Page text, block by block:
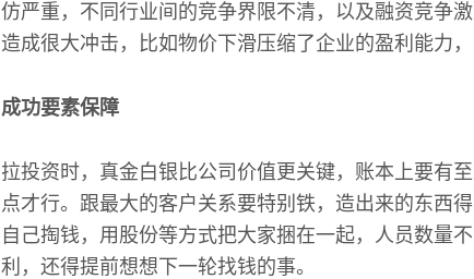
仿严重，不同行业间的竞争界限不清，以及融资竞争
造成很大冲击，比如物价下滑压缩了企业的盈利能力
成功要素保障
拉投资时，真金白银比公司价值更关键，账本上要有
点才行。跟最大的客户关系要特别铁，造出来的东西
自己掏钱，用股份等方式把大家捆在一起，人员数量
利，还得提前想想下一轮找钱的事。